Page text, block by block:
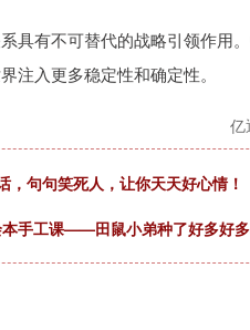
具有不可替代的战略引领作用
注入更多稳定性和确定性。
亿
句句笑死人，让你天天好心情！
本手工课——田鼠小弟种了好多好